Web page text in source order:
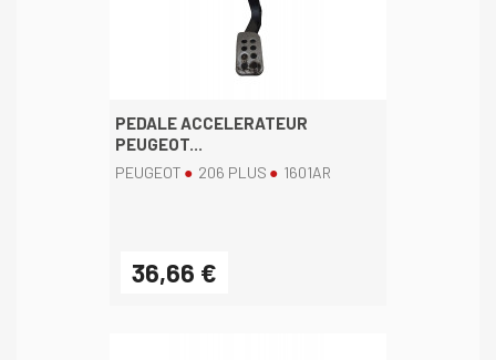
PEDALE ACCELERATEUR
PEUGEOT...
PEUGEOT 206 PLUS 1601AR
36,66 €